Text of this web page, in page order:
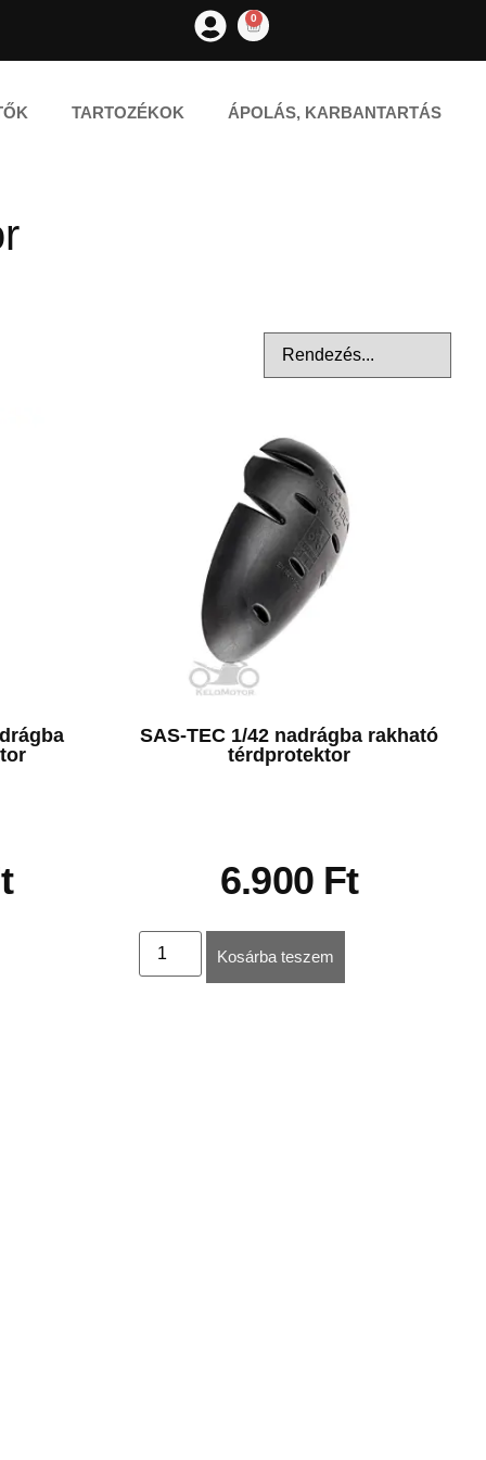
0
TARTOZÉKOK ÁPOLÁS, KARBANTARTÁS
SAS-TEC 1/42 nadrágba rakható
térdprotektor
6.900 Ft
Kosárba teszem